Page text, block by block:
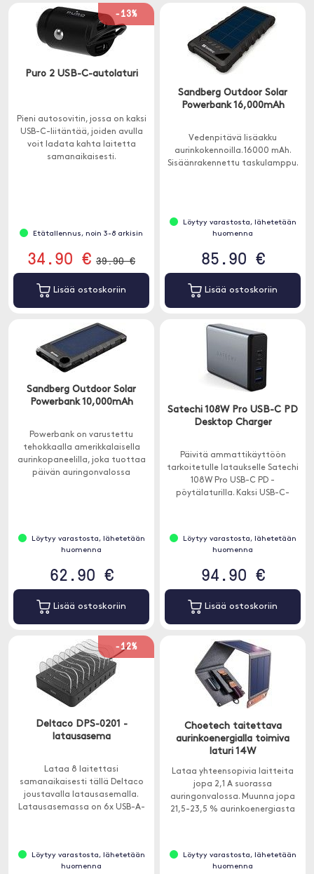
-13%
Puro 2 USB-C-autolaturi
Pieni autosovitin, jossa on kaksi
USB-C-liitäntää, joiden avulla
voit ladata kahta laitetta
samanaikaisesti.
Etätallennus, noin 3-8 arkisin
34.90 € 39.90 €
Lisää ostoskoriin
Sandberg Outdoor Solar
Powerbank 16,000mAh
Vedenpitävä lisäakku
aurinkokennoilla. 16000 mAh.
Sisäänrakennettu taskulamppu.
Löytyy varastosta, lähetetään
huomenna
85.90 €
Lisää ostoskoriin
Sandberg Outdoor Solar
Powerbank 10,000mAh
Powerbank on varustettu
tehokkaalla amerikkalaisella
aurinkopaneelilla, joka tuottaa
päivän auringonvalossa
Löytyy varastosta, lähetetään
huomenna
62.90 €
Lisää ostoskoriin
Satechi 108W Pro USB-C PD
Desktop Charger
Päivitä ammattikäyttöön
tarkoitetulle lataukselle Satechi
108W Pro USB-C PD -
pöytälaturilla. Kaksi USB-C-
nopeudella - ilman virranjakoa.
Löytyy varastosta, lähetetään
huomenna
94.90 €
Lisää ostoskoriin
-12%
Deltaco DPS-0201 -
latausasema
Lataa 8 laitettasi
samanaikaisesti tällä Deltaco
joustavalla latausasemalla.
Latausasemassa on 6x USB-A-
Löytyy varastosta, lähetetään
huomenna
Choetech taitettava
aurinkoenergialla toimiva
laturi 14W
Lataa yhteensopivia laitteita
jopa 2,1 A suorassa
auringonvalossa. Muunna jopa
21,5-23,5 % aurinkoenergiasta
Löytyy varastosta, lähetetään
huomenna